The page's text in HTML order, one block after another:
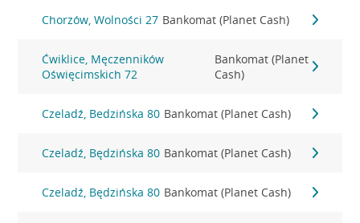
Chorzów, Wolności 27 Bankomat (Planet Cash)
Ćwiklice, Męczenników
Oświęcimskich 72
Bankomat (Planet
Cash)
Czeladź, Bedzińska 80 Bankomat (Planet Cash)
Czeladź, Będzińska 80 Bankomat (Planet Cash)
Czeladź, Będzińska 80 Bankomat (Planet Cash)